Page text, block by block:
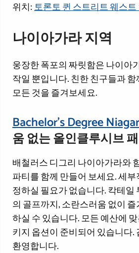
위치: 토론토 퀸 스트리트 웨스트
나이아가라 지역
웅장한 폭포의 짜릿함은 나이아
작일 뿐입니다. 친한 친구들과
모든 것을 즐겨보세요.
Bachelor's Degree
움 없는 올인클루시브
배철러스 디그리 나이아가라와
파티를 함께 만들어 보세요. 세
정하실 필요가 없습니다. 칵테일
의 골프까지, 소란스러움 없이
하실 수 있습니다. 모든 예산에
키지 옵션이 준비되어 있습니다.
환영합니다.